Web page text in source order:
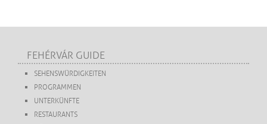
FEHÉRVÁR GUIDE
SEHENSWÜRDIGKEITEN
PROGRAMMEN
UNTERKÜNFTE
RESTAURANTS